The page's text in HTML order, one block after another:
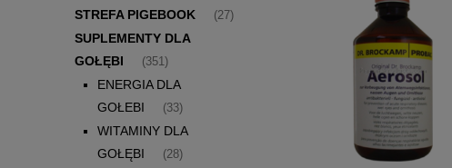
STREFA PIGEBOOK (27)
SUPLEMENTY DLA
GOŁĘBI
(351)
ENERGIA DLA
GOŁEBI
(33)
WITAMINY DLA
GOŁĘBI
(28)